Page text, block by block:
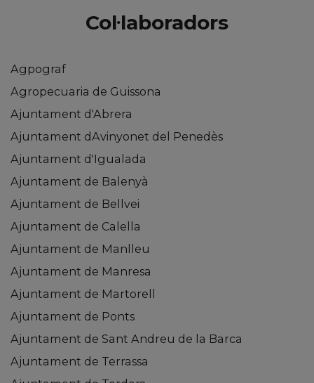
Col·laboradors
Agpograf
Agropecuaria de Guissona
Ajuntament d'Abrera
Ajuntament dAvinyonet del Penedès
Ajuntament d'Igualada
Ajuntament de Balenyà
Ajuntament de Bellvei
Ajuntament de Calella
Ajuntament de Manlleu
Ajuntament de Manresa
Ajuntament de Martorell
Ajuntament de Ponts
Ajuntament de Sant Andreu de la Barca
Ajuntament de Terrassa